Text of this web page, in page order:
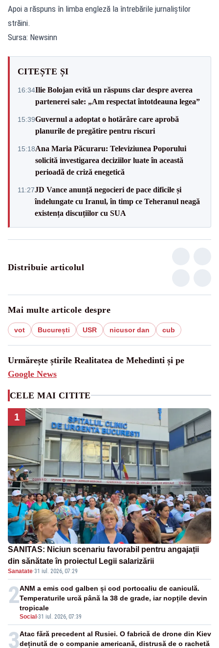
Apoi a răspuns în limba engleză la întrebările jurnaliștilor
străini.
Sursa: Newsinn
CITEȘTE ȘI
16:34Ilie Bolojan evită un răspuns clar despre averea
partenerei sale: „Am respectat întotdeauna legea”
15:39Guvernul a adoptat o hotărâre care aprobă
planurile de pregătire pentru riscuri
15:18Ana Maria Păcuraru: Televiziunea Poporului
solicită investigarea deciziilor luate în această
perioadă de criză enegetică
11:27JD Vance anunță negocieri de pace dificile și
îndelungate cu Iranul, în timp ce Teheranul neagă
existența discuțiilor cu SUA
Distribuie articolul
Mai multe articole despre
vot București USR nicusor dan cub
Urmărește știrile Realitatea de Mehedinti și pe
Google News
CELE MAI CITITE
1
SANITAS: Niciun scenariu favorabil pentru angajații
din sănătate în proiectul Legii salarizării
Sanatate·31 iul. 2026, 07:29
2
Social -31 iul. 2026, 07:39
ANM a emis cod galben și cod portocaliu de caniculă.
Temperaturile urcă până la 38 de grade, iar nopțile devin
tropicale
3Atac fără precedent al Rusiei. O fabrică de drone din Kiev
deținută de o companie americană, distrusă de o rachetă